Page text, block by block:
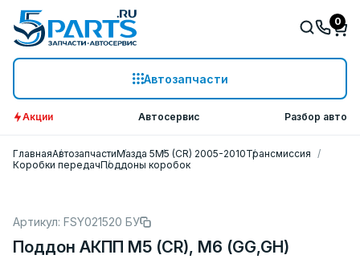
Автозапчасти
0
Акции Автосервис Разбор авто
ГлавнаяАвтозапчастиМазда 5M5 (CR) 2005-2010Трансмиссия
Коробки передачПоддоны коробок
Артикул: FSY021520 БУ
Поддон АКПП M5 (CR), M6 (GG,GH)